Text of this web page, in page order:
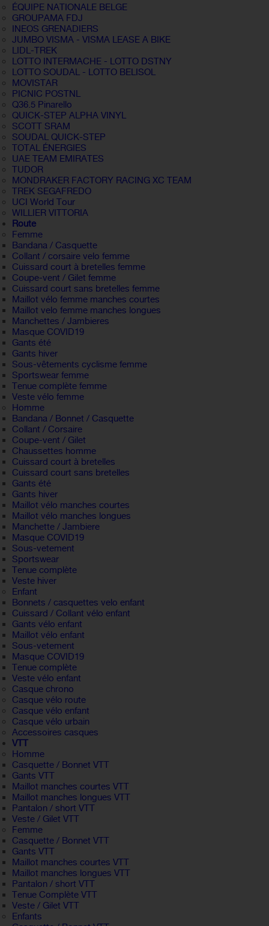
ÉQUIPE NATIONALE BELGE
GROUPAMA FDJ
INEOS GRENADIERS
JUMBO VISMA - VISMA LEASE A BIKE
LIDL-TREK
LOTTO INTERMACHE - LOTTO DSTNY
LOTTO SOUDAL - LOTTO BELISOL
MOVISTAR
PICNIC POSTNL
Q36.5 Pinarello
QUICK-STEP ALPHA VINYL
SCOTT SRAM
SOUDAL QUICK-STEP
TOTAL ÉNERGIES
UAE TEAM EMIRATES
TUDOR
MONDRAKER FACTORY RACING XC TEAM
TREK SEGAFREDO
UCI World Tour
WILLIER VITTORIA
Route
Femme
Bandana / Casquette
Collant / corsaire velo femme
Cuissard court à bretelles femme
Coupe-vent / Gilet femme
Cuissard court sans bretelles femme
Maillot vélo femme manches courtes
Maillot velo femme manches longues
Manchettes / Jambieres
Masque COVID19
Gants été
Gants hiver
Sous-vêtements cyclisme femme
Sportswear femme
Tenue complète femme
Veste vélo femme
Homme
Bandana / Bonnet / Casquette
Collant / Corsaire
Coupe-vent / Gilet
Chaussettes homme
Cuissard court à bretelles
Cuissard court sans bretelles
Gants été
Gants hiver
Maillot vélo manches courtes
Maillot vélo manches longues
Manchette / Jambiere
Masque COVID19
Sous-vetement
Sportswear
Tenue complète
Veste hiver
Enfant
Bonnets / casquettes velo enfant
Cuissard / Collant vélo enfant
Gants vélo enfant
Maillot vélo enfant
Sous-vetement
Masque COVID19
Tenue complète
Veste vélo enfant
Casque chrono
Casque vélo route
Casque vélo enfant
Casque vélo urbain
Accessoires casques
VTT
Homme
Casquette / Bonnet VTT
Gants VTT
Maillot manches courtes VTT
Maillot manches longues VTT
Pantalon / short VTT
Veste / Gilet VTT
Femme
Casquette / Bonnet VTT
Gants VTT
Maillot manches courtes VTT
Maillot manches longues VTT
Pantalon / short VTT
Tenue Complète VTT
Veste / Gilet VTT
Enfants